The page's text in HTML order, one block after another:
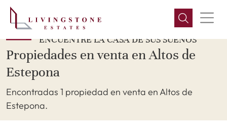
ENCUENTRE LA CASA DE SUS SUEÑOS
Propiedades en venta en Altos de
Estepona
Encontradas 1 propiedad en venta en Altos de
Estepona.